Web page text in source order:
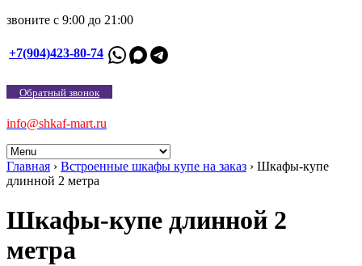
звоните с 9:00 до 21:00
+7(904)423-80-74
Обратный звонок
info@shkaf-mart.ru
Главная › Встроенные шкафы купе на заказ › Шкафы-купе
длинной 2 метра
Шкафы-купе длинной 2
метра